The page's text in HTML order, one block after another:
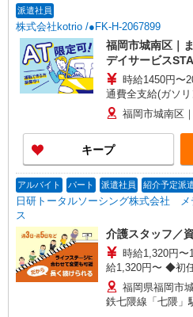
ンセル手当：職務
派遣社員
株式会社kotrio /●FK-H-2067899
福岡市城南区｜
デイサービス
時給1450円〜
通費全支給(ガソリ
福岡市城南区
キープ
アルバイト パート 派遣社員 紹介予定派
日研トータルソーシング株式会社 メ
ス
介護スタッフ／
時給1,320円〜1,400円 ◆無資
給1,320円〜 ◆初
円〜 ◆初任者研
護福祉士：時給1,400円〜 ※経験
給与幅は経験・能力による ★週
福岡県福岡市
鉄七隈線「七隈」駅 ★勤務地は3000ヶ所以